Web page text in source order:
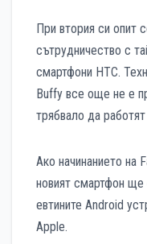
При втория си опит
сътрудничество с
смартфони HTC.
Buffy все още не е
трябвало да
Ако начинанието на
новият смартфон ще
евтините Android
Apple.